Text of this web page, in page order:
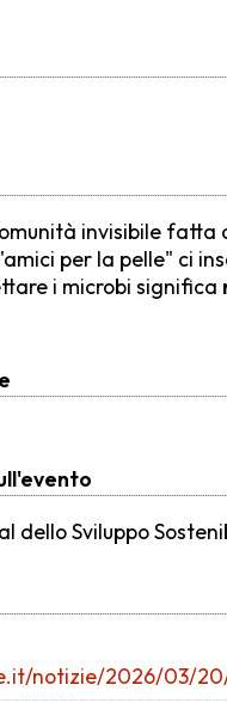
invisibile fatta
per la pelle" ci
i microbi significa
dello Sviluppo
notizie/2026/03/